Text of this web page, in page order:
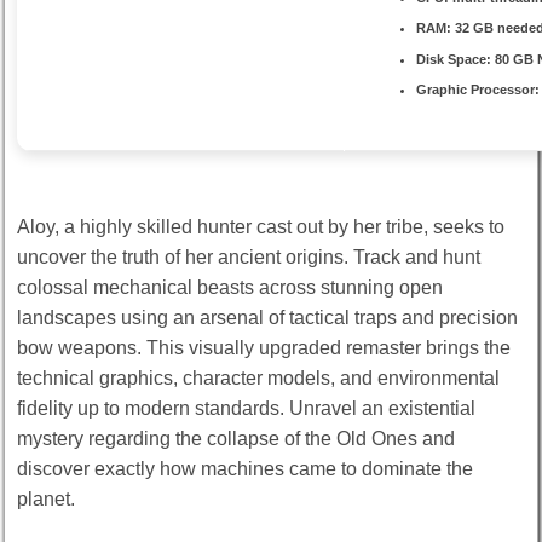
RAM: 32 GB
Disk Space: 80 GB
Graphic Processor:
Aloy, a highly skilled hunter cast out by her tribe, seeks to
uncover the truth of her ancient origins. Track and hunt
colossal mechanical beasts across stunning open
landscapes using an arsenal of tactical traps and precision
bow weapons. This visually upgraded remaster brings the
technical graphics, character models, and environmental
fidelity up to modern standards. Unravel an existential
mystery regarding the collapse of the Old Ones and
discover exactly how machines came to dominate the
planet.